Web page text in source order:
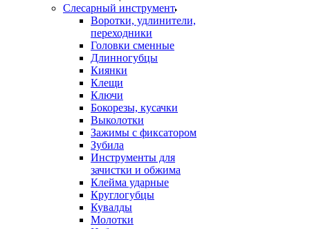
Слесарный инструмент
Воротки, удлинители,
переходники
Головки сменные
Длинногубцы
Киянки
Клещи
Ключи
Бокорезы, кусачки
Выколотки
Зажимы с фиксатором
Зубила
Инструменты для
зачистки и обжима
Клейма ударные
Круглогубцы
Кувалды
Молотки